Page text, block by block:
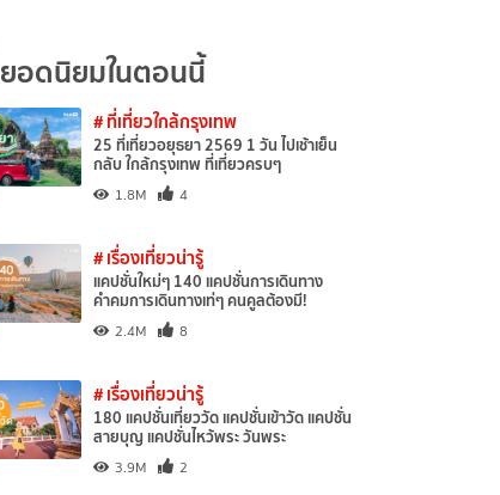
ยอดนิยมในตอนนี้
# ที่เที่ยวใกล้กรุงเทพ
25 ที่เที่ยวอยุธยา 2569 1 วัน ไปเช้าเย็น
กลับ ใกล้กรุงเทพ ที่เที่ยวครบๆ
1.8M 4
# เรื่องเที่ยวน่ารู้
แคปชั่นใหม่ๆ 140 แคปชั่นการเดินทาง
คำคมการเดินทางเท่ๆ คนคูลต้องมี!
2.4M 8
# เรื่องเที่ยวน่ารู้
180 แคปชั่นเที่ยววัด แคปชั่นเข้าวัด แคปชั่น
สายบุญ แคปชั่นไหว้พระ วันพระ
3.9M 2